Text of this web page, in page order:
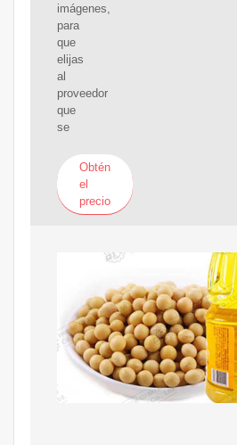
imágenes,
para
que
elijas
al
proveedor
que
se
Obtén
el
precio